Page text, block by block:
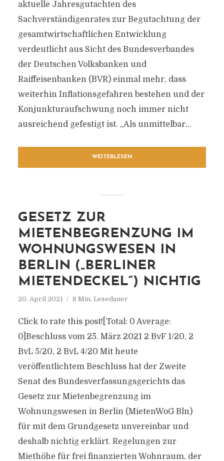
aktuelle Jahresgutachten des
Sachverständigenrates zur Begutachtung der
gesamtwirtschaftlichen Entwicklung
verdeutlicht aus Sicht des Bundesverbandes
der Deutschen Volksbanken und
Raiffeisenbanken (BVR) einmal mehr, dass
weiterhin Inflationsgefahren bestehen und der
Konjunkturaufschwung noch immer nicht
ausreichend gefestigt ist. „Als unmittelbar...
WEITERLESEN
GESETZ ZUR
MIETENBEGRENZUNG IM
WOHNUNGSWESEN IN
BERLIN („BERLINER
MIETENDECKEL“) NICHTIG
20. April 2021 8 Min. Lesedauer
Click to rate this post![Total: 0 Average:
0]Beschluss vom 25. März 2021 2 BvF 1/20, 2
BvL 5/20, 2 BvL 4/20 Mit heute
veröffentlichtem Beschluss hat der Zweite
Senat des Bundesverfassungsgerichts das
Gesetz zur Mietenbegrenzung im
Wohnungswesen in Berlin (MietenWoG Bln)
für mit dem Grundgesetz unvereinbar und
deshalb nichtig erklärt. Regelungen zur
Miethöhe für frei finanzierten Wohnraum, der